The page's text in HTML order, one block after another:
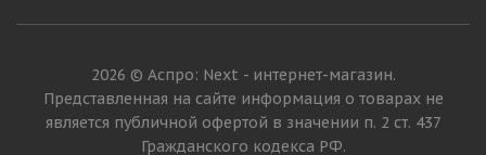
2026 © Аспро: Next - интернет-магазин.
Представленная на сайте информация о товарах не
является публичной офертой в значении п. 2 ст. 437
Гражданского кодекса РФ.